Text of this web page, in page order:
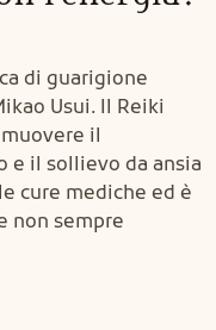
di guarigione
Usui. Il Reiki
il
e il sollievo da ansia
cure mediche ed è
non sempre